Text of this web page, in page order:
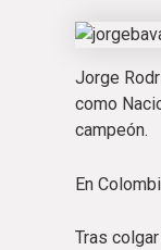
Jorge
como
campeón.
En
Tras